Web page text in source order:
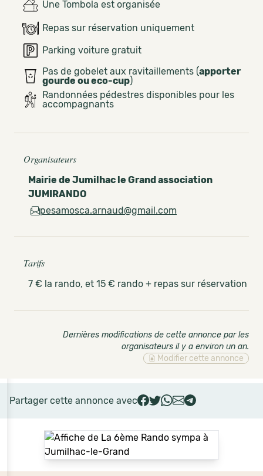
Une Tombola est organisée
Repas sur réservation uniquement
Parking voiture gratuit
Pas de gobelet aux ravitaillements (apporter
gourde ou eco-cup)
Randonnées pédestres disponibles pour les
accompagnants
Organisateurs
Mairie de Jumilhac le Grand association
JUMIRANDO
pesamosca.arnaud@gmail.com
Tarifs
7 € la rando, et 15 € rando + repas sur réservation
Dernières modifications de cette annonce par les
organisateurs il y a environ un an.
Modifier cette annonce
Partager cette annonce avec